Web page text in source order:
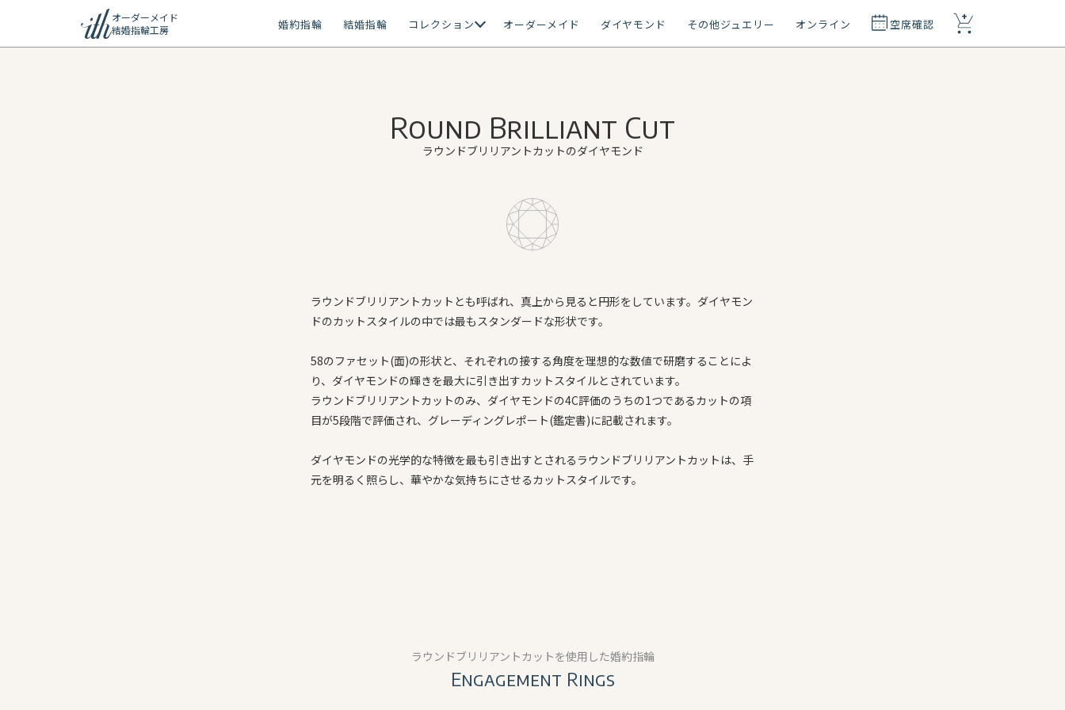
オーダーメイド
結婚指輪工房
婚約指輪 結婚指輪 コレクション オーダーメイド ダイヤモンド その他ジュエリー オンライン 空席確認
+
ラウンドブリリアントカットのダイヤモンド
Round Brilliant Cut
ラウンドブリリアントカットとも呼ばれ、真上から見ると円形をしています。ダイヤモン
ドのカットスタイルの中では最もスタンダードな形状です。
58のファセット(面)の形状と、それぞれの接する角度を理想的な数値で研磨することによ
り、ダイヤモンドの輝きを最大に引き出すカットスタイルとされています。
ラウンドブリリアントカットのみ、ダイヤモンドの4C評価のうちの1つであるカットの項
目が5段階で評価され、グレーディングレポート(鑑定書)に記載されます。
ダイヤモンドの光学的な特徴を最も引き出すとされるラウンドブリリアントカットは、手
元を明るく照らし、華やかな気持ちにさせるカットスタイルです。
Engagement Rings
ラウンドブリリアントカットを使用した婚約指輪